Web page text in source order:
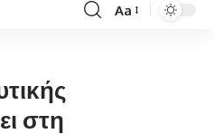
Font
Aa
στη